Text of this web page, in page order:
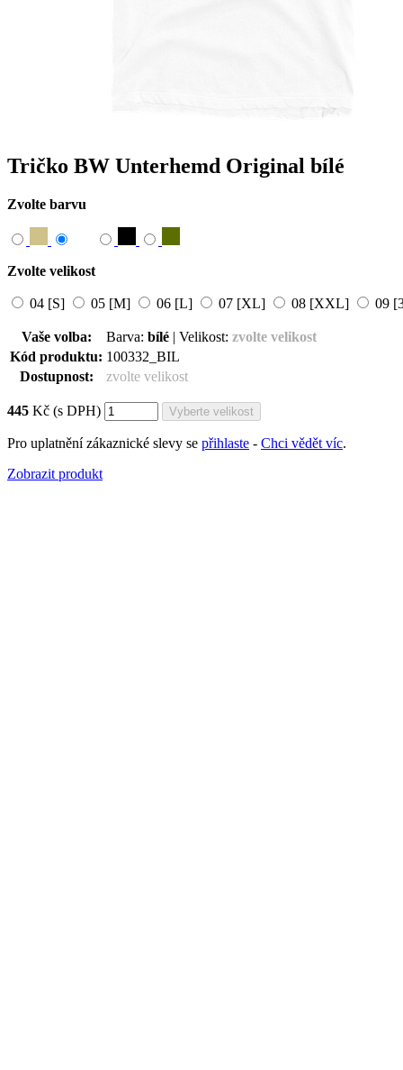
Tričko BW Unterhemd Original bílé
Zvolte barvu
Zvolte velikost
04 [S] 05 [M] 06 [L] 07 [XL] 08 [XXL] 09
Vaše volba: Barva: bílé | Velikost: zvolte velikost
Kód produktu: 100332 BIL
Dostupnost:
zvolte velikost
445 Kč (s DPH)
Pro uplatnění zákaznické slevy se přihlaste - Chci vědět víc.
Zobrazit produkt